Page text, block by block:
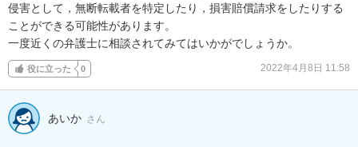
侵害として，無断転載者を特定したり，損害賠償請求をしたりする
ことができる可能性があります。
一度近くの弁護士に相談されてみてはいかがでしょうか。
役に立った 0 2022年4月8日 11:58
あいか さん